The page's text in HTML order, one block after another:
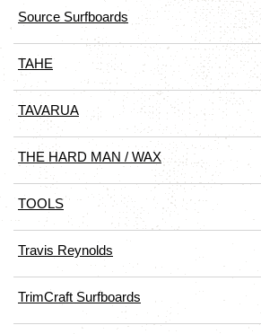
Source Surfboards
TAHE
TAVARUA
THE HARD MAN / WAX
TOOLS
Travis Reynolds
TrimCraft Surfboards